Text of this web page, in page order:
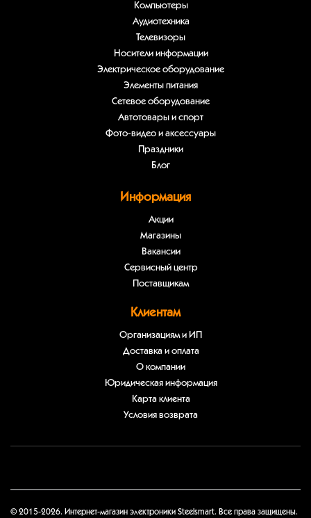
Компьютеры
Аудиотехника
Телевизоры
Носители информации
Электрическое оборудование
Элементы питания
Сетевое оборудование
Автотовары и спорт
Фото-видео и аксессуары
Праздники
Блог
Информация
Акции
Магазины
Вакансии
Сервисный центр
Поставщикам
Клиентам
Организациям и ИП
Доставка и оплата
О компании
Юридическая информация
Карта клиента
Условия возврата
© 2015-2026. Интернет-магазин электроники Steelsmart. Все права защищены.